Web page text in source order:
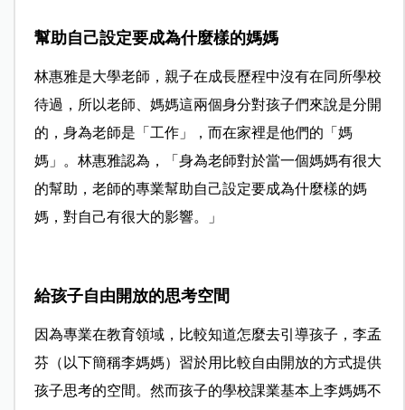
幫助自己設定要成為什麼樣的媽媽
林惠雅是大學老師，親子在成長歷程中沒有在同所學校
待過，所以老師、媽媽這兩個身分對孩子們來說是分開
的，身為老師是「工作」，而在家裡是他們的「媽
媽」。林惠雅認為，「身為老師對於當一個媽媽有很大
的幫助，老師的專業幫助自己設定要成為什麼樣的媽
媽，對自己有很大的影響。」
給孩子自由開放的思考空間
因為專業在教育領域，比較知道怎麼去引導孩子，李孟
芬（以下簡稱李媽媽）習於用比較自由開放的方式提供
孩子思考的空間。然而孩子的學校課業基本上李媽媽不